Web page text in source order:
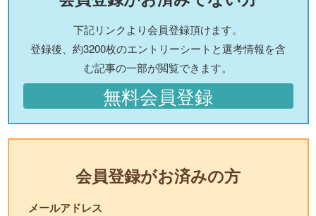
下記リンクより会員登録頂けます。
登録後、約3200枚のエントリーシートと選考情報を含
む記事の一部が閲覧できます。
無料会員登録
会員登録がお済みの方
メールアドレス